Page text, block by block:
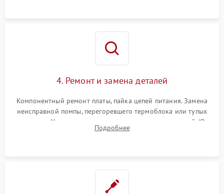
4. Ремонт и замена деталей
Компонентный ремонт платы, пайка цепей питания. Замена
неисправной помпы, перегоревшего термоблока или тупых
жерновов. Установка новых силиконовых уплотнителей (O-
ring) и тефлоновых трубок для надежного устранения
Подробнее